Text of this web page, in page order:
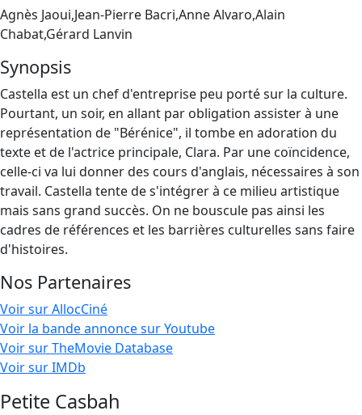
Agnès Jaoui,Jean-Pierre Bacri,Anne Alvaro,Alain
Chabat,Gérard Lanvin
Synopsis
Castella est un chef d'entreprise peu porté sur la culture.
Pourtant, un soir, en allant par obligation assister à une
représentation de "Bérénice", il tombe en adoration du
texte et de l'actrice principale, Clara. Par une coïncidence,
celle-ci va lui donner des cours d'anglais, nécessaires à son
travail. Castella tente de s'intégrer à ce milieu artistique
mais sans grand succès. On ne bouscule pas ainsi les
cadres de références et les barrières culturelles sans faire
d'histoires.
Nos Partenaires
Voir sur AllocCiné
Voir la bande annonce sur Youtube
Voir sur TheMovie Database
Voir sur IMDb
Petite Casbah